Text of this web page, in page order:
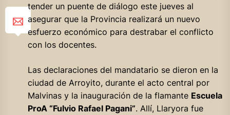
tender un puente de diálogo este jueves al
asegurar que la Provincia realizará un nuevo
esfuerzo económico para destrabar el conflicto
con los docentes.
Las declaraciones del mandatario se dieron en la
ciudad de Arroyito, durante el acto central por
Malvinas y la inauguración de la flamante Escuela
ProA “Fulvio Rafael Pagani”. Allí, Llaryora fue